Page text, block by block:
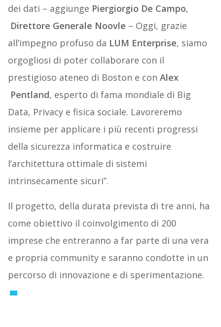
dei dati – aggiunge Piergiorgio De Campo,
Direttore Generale Noovle – Oggi, grazie
all’impegno profuso da LUM Enterprise, siamo
orgogliosi di poter collaborare con il
prestigioso ateneo di Boston e con Alex
Pentland, esperto di fama mondiale di Big
Data, Privacy e fisica sociale. Lavoreremo
insieme per applicare i più recenti progressi
della sicurezza informatica e costruire
l’architettura ottimale di sistemi
intrinsecamente sicuri”.
Il progetto, della durata prevista di tre anni, ha
come obiettivo il coinvolgimento di 200
imprese che entreranno a far parte di una vera
e propria community e saranno condotte in un
percorso di innovazione e di sperimentazione.